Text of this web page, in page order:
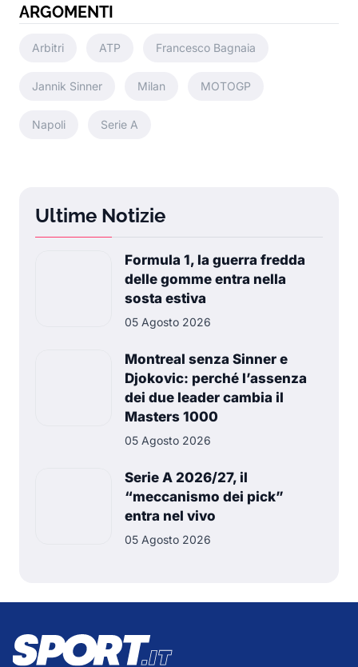
ARGOMENTI
Arbitri ATP Francesco Bagnaia
Jannik Sinner Milan MOTOGP
Napoli Serie A
Ultime Notizie
Formula 1, la guerra fredda
delle gomme entra nella
sosta estiva
05 Agosto 2026
Montreal senza Sinner e
Djokovic: perché l’assenza
dei due leader cambia il
Masters 1000
05 Agosto 2026
Serie A 2026/27, il
“meccanismo dei pick”
entra nel vivo
05 Agosto 2026